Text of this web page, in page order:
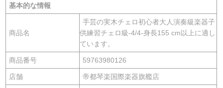
基本的な情報
商品名
手芸の実木チェロ初心者大人演奏級楽器子
供練習チェロ級-4/4-身長155 cm以上に適し
ています。
商品番号 59763980126
店舗 帝都琴楽国際楽器旗艦店